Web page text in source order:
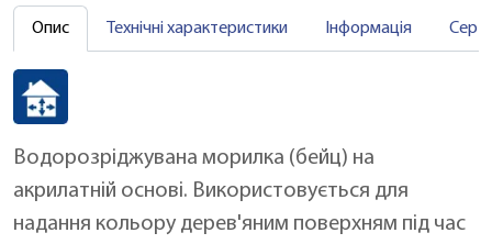
Опис Технічні характеристики Інформація
Водорозріджувана морилка (бейц) на
акрилатній основі. Використовується для
надання кольору дерев'яним поверхням під час